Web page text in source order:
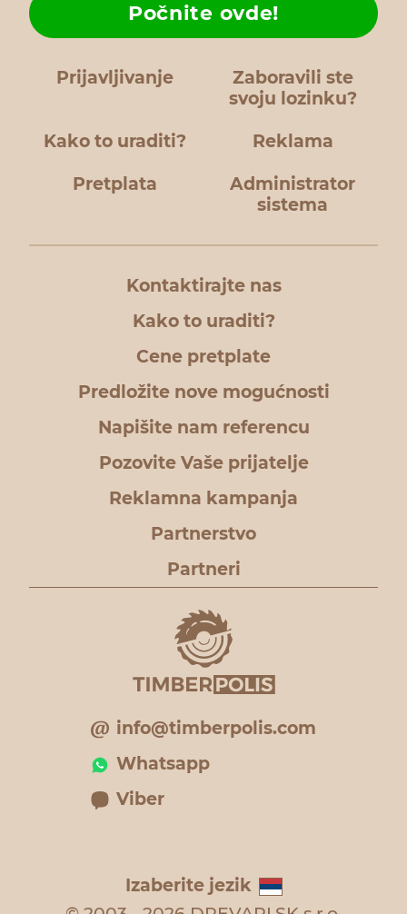
Prijavljivanje
Zaboravili ste
svoju lozinku?
Kako to uraditi?
Počnite ovde!
Reklama
Pretplata
Administrator
sistema
Kontaktirajte nas
Kako to uraditi?
Cene pretplate
Predložite nove mogućnosti
Napišite nam referencu
Pozovite Vaše prijatelje
Reklamna kampanja
Partnerstvo
Partneri
info@timberpolis.com
Whatsapp
Viber
Izaberite jezik